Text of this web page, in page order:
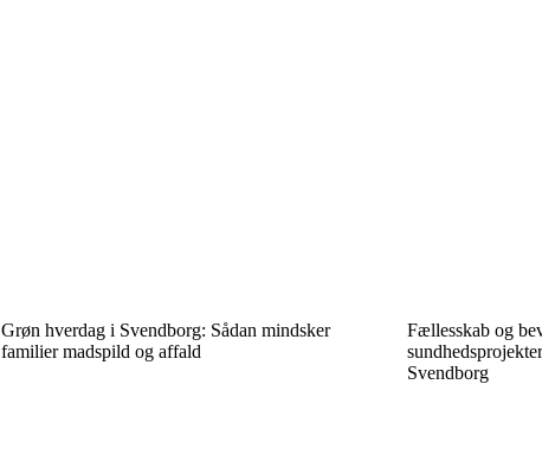
Grøn hverdag i Svendborg: Sådan mindsker
familier madspild og affald
Fællesskab og
Svendborg